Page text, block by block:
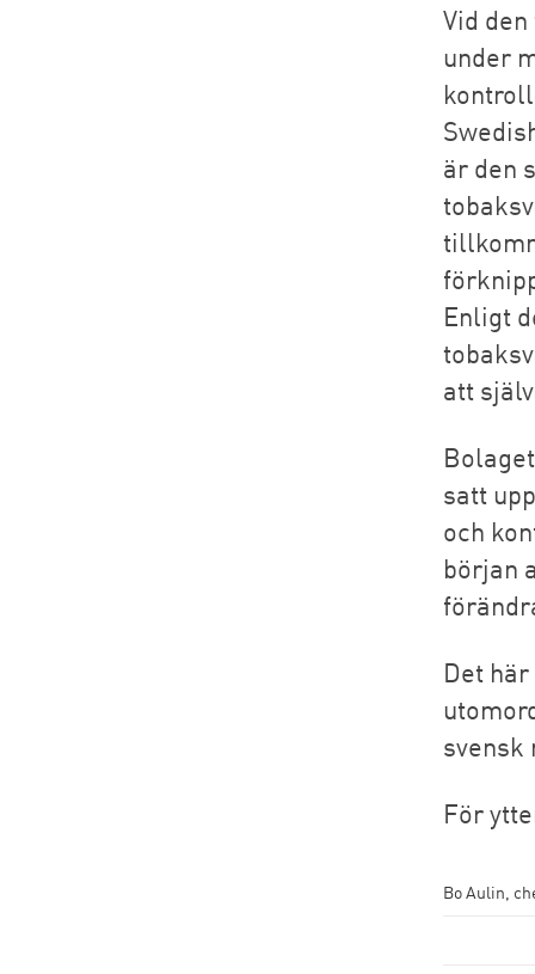
Vid
under
är den
Enligt
att
satt
och
början
Det
svensk
För
Bo Aulin,